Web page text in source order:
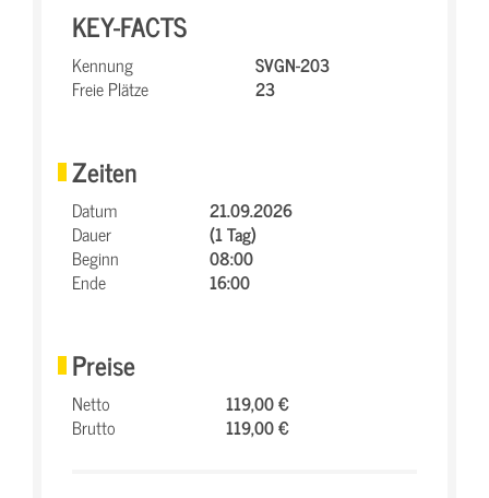
KEY-FACTS
Kennung
SVGN-203
Freie Plätze
23
Zeiten
Datum
21.09.2026
Dauer
(1 Tag)
Beginn
08:00
Ende
16:00
Preise
Netto
119,00 €
Brutto
119,00 €